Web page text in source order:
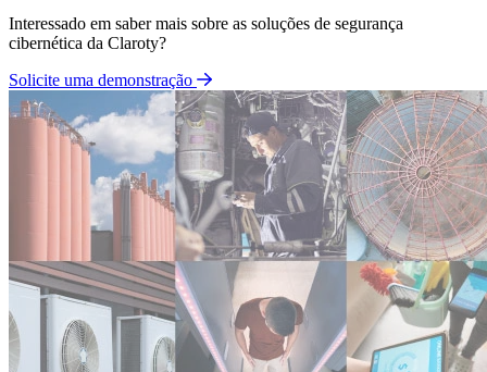
Interessado em saber mais sobre as soluções de segurança
cibernética da Claroty?
Solicite uma demonstração